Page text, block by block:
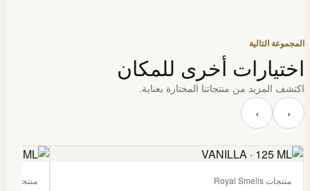
المجموعة التالية
اختيارات أخرى للمكان
اكتشف المزيد من منتجاتنا المختارة بعناية.
‹ ›
منتجات Royal Smells منتجات Royal Smells